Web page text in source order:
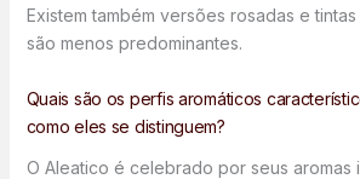
Existem também versões rosadas e
são menos predominantes.
Quais são os perfis aromáticos
como eles se distinguem?
O Aleatico é celebrado por seus aromas